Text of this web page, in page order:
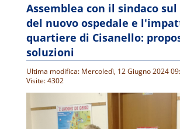
Assemblea con il sindaco
del nuovo ospedale e
quartiere di Cisanello:
soluzioni
Ultima modifica: Mercoledì, 12 Giugno 2024
Visite: 4302